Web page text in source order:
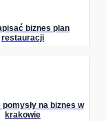
biznes plan
restauracji
pomysły na biznes w
krakowie